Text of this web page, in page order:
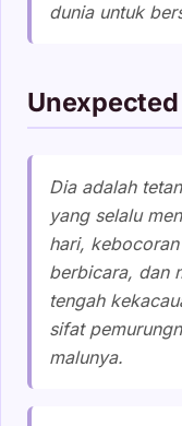
dunia untuk
Dia adalah
yang selalu
hari,
berbicara, dan
tengah
sifat
malunya.